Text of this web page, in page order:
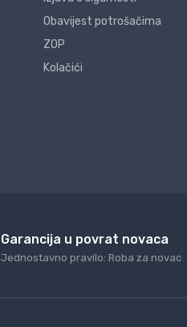
Obavijest potrošačima
ZOP
Kolačići
Garancija u povrat novaca
Jednostavno pravilo: Roba za novac